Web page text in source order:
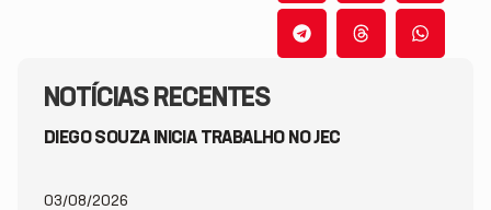
NOTÍCIAS RECENTES
DIEGO SOUZA INICIA TRABALHO NO JEC
03/08/2026